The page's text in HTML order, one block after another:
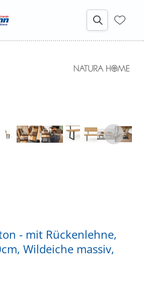
- mit Rückenlehne,
Wildeiche massiv,